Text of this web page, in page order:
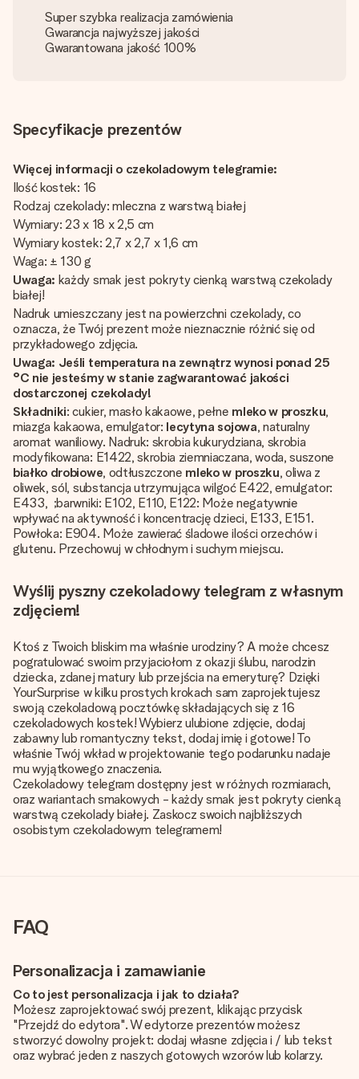
Super szybka realizacja zamówienia
Gwarancja najwyższej jakości
Gwarantowana jakość 100%
Specyfikacje prezentów
Więcej informacji o czekoladowym telegramie:
Ilość kostek: 16
Rodzaj czekolady: mleczna z warstwą białej
Wymiary: 23 x 18 x 2,5 cm
Wymiary kostek: 2,7 x 2,7 x 1,6 cm
Waga: ± 130 g
Uwaga: każdy smak jest pokryty cienką warstwą czekolady
białej!
Nadruk umieszczany jest na powierzchni czekolady, co
oznacza, że Twój prezent może nieznacznie różnić się od
przykładowego zdjęcia.
Uwaga: Jeśli temperatura na zewnątrz wynosi ponad 25
°C nie jesteśmy w stanie zagwarantować jakości
dostarczonej czekolady!
Składniki: cukier, masło kakaowe, pełne mleko w proszku,
miazga kakaowa, emulgator: lecytyna sojowa, naturalny
aromat waniliowy. Nadruk: skrobia kukurydziana, skrobia
modyfikowana: E1422, skrobia ziemniaczana, woda, suszone
białko drobiowe, odtłuszczone mleko w proszku, oliwa z
oliwek, sól, substancja utrzymująca wilgoć E422, emulgator:
E433, ;barwniki: E102, E110, E122: Może negatywnie
wpływać na aktywność i koncentrację dzieci, E133, E151.
Powłoka: E904. Może zawierać śladowe ilości orzechów i
glutenu. Przechowuj w chłodnym i suchym miejscu.
Wyślij pyszny czekoladowy telegram z własnym
zdjęciem!
Ktoś z Twoich bliskim ma właśnie urodziny? A może chcesz
pogratulować swoim przyjaciołom z okazji ślubu, narodzin
dziecka, zdanej matury lub przejścia na emeryturę? Dzięki
YourSurprise w kilku prostych krokach sam zaprojektujesz
swoją czekoladową pocztówkę składających się z 16
czekoladowych kostek! Wybierz ulubione zdjęcie, dodaj
zabawny lub romantyczny tekst, dodaj imię i gotowe! To
właśnie Twój wkład w projektowanie tego podarunku nadaje
mu wyjątkowego znaczenia.
Czekoladowy telegram dostępny jest w różnych rozmiarach,
oraz wariantach smakowych - każdy smak jest pokryty cienką
warstwą czekolady białej. Zaskocz swoich najbliższych
osobistym czekoladowym telegramem!
FAQ
Personalizacja i zamawianie
Co to jest personalizacja i jak to działa?
Możesz zaprojektować swój prezent, klikając przycisk
"Przejdź do edytora". W edytorze prezentów możesz
stworzyć dowolny projekt: dodaj własne zdjęcia i / lub tekst
oraz wybrać jeden z naszych gotowych wzorów lub kolarzy.